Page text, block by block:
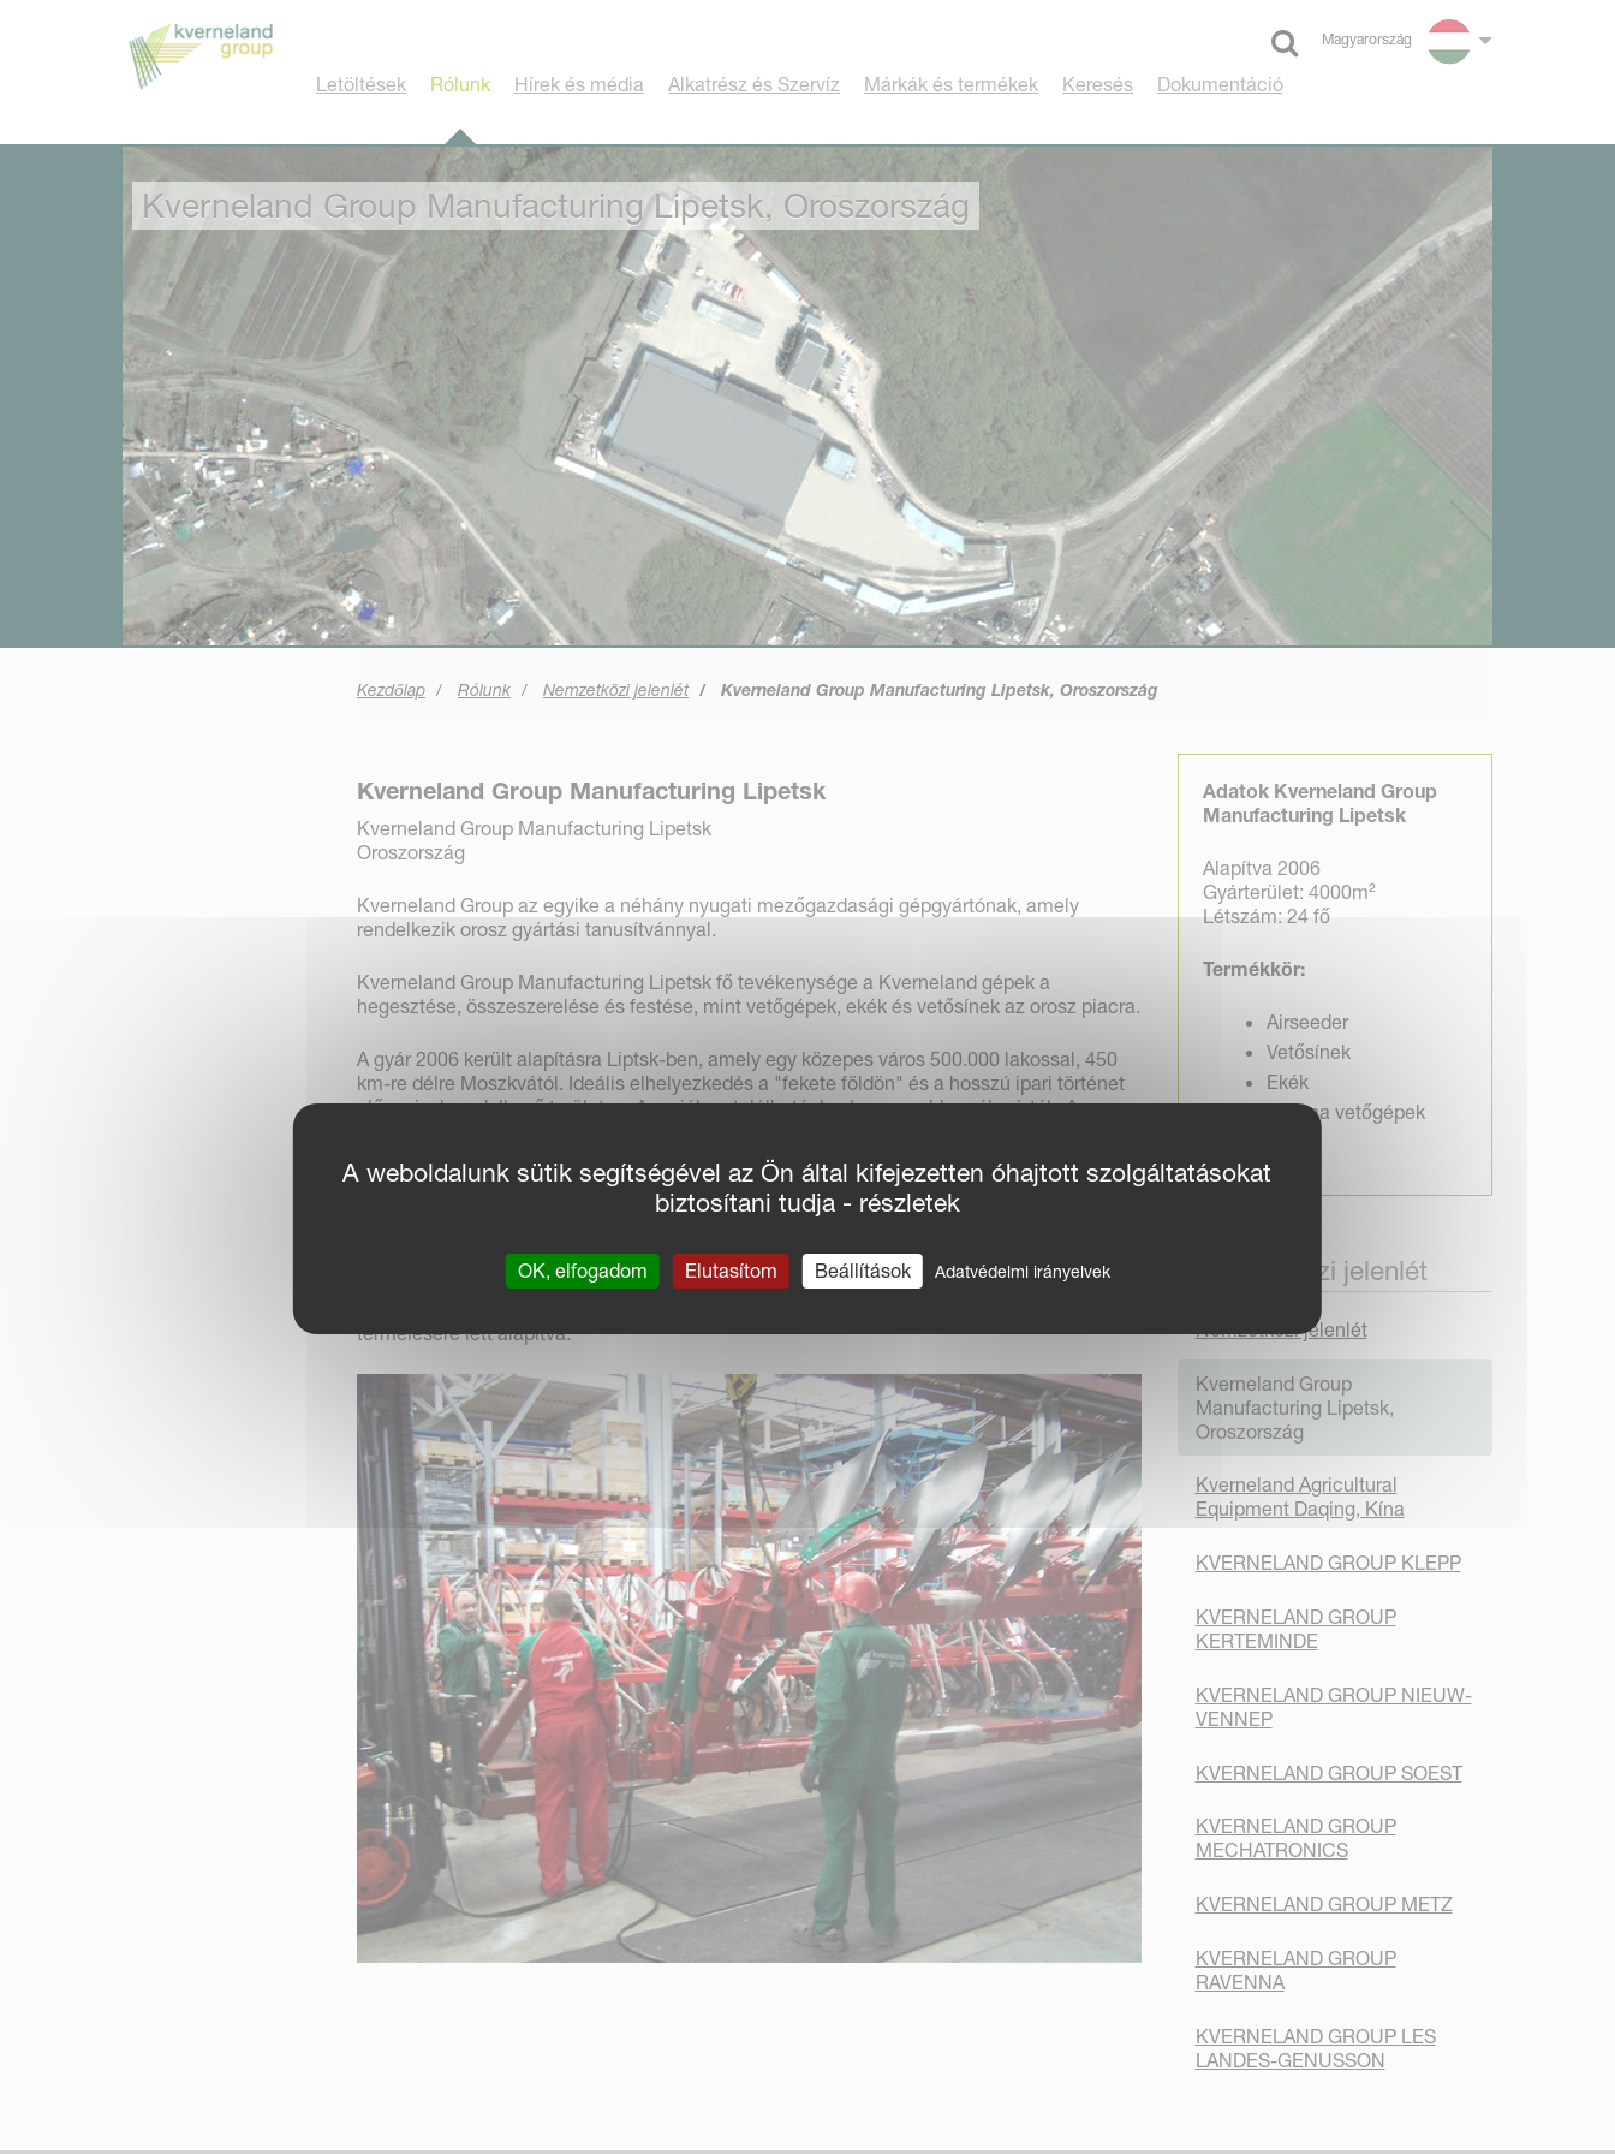
Magyarország
Select language
Letöltések Rólunk Hírek és média Alkatrész és Szervíz Márkák és termékek Keresés Dokumentáció
Kverneland Group Manufacturing Lipetsk, Oroszország
Kezdőlap Rólunk Nemzetközi jelenlét Kverneland Group Manufacturing Lipetsk, Oroszország
Kverneland Group Manufacturing Lipetsk
Kverneland Group Manufacturing Lipetsk
Oroszország
Kverneland Group az egyike a néhány nyugati mezőgazdasági gépgyártónak, amely
rendelkezik orosz gyártási tanusítvánnyal.
Kverneland Group Manufacturing Lipetsk fő tevékenysége a Kverneland gépek a
hegesztése, összeszerelése és festése, mint vetőgépek, ekék és vetősínek az orosz piacra.
A gyár 2006 került alapításra Liptsk-ben, amely egy közepes város 500.000 lakossal, 450
km-re délre Moszkvától. Ideális elhelyezkedés a "fekete földön" és a hosszú ipari történet
előnyeivel rendelkező területen. A regióban találhatóak a legnagyobb acélgyártók. Az
A gyár képzett szakembereket alkalmaz, angol-német nyelvtudással, nyugat-európai
előfeltétele a további piaci fejlődésnek.
termelésére lett alapítva.
Adatok Kverneland Group
Manufacturing Lipetsk
Alapítva 2006
Gyárterület: 4000m²
Létszám: 24 fő
Termékkör:
Airseeder
Vetősínek
Ekék
Optima vetőgépek
Nemzetközi jelenlét
Nemzetközi jelenlét
Kverneland Group
Manufacturing Lipetsk,
Oroszország
Kverneland Agricultural
Equipment Daqing, Kína
KVERNELAND GROUP KLEPP
KVERNELAND GROUP
KERTEMINDE
KVERNELAND GROUP NIEUW-
VENNEP
KVERNELAND GROUP SOEST
KVERNELAND GROUP
MECHATRONICS
KVERNELAND GROUP METZ
KVERNELAND GROUP
RAVENNA
KVERNELAND GROUP LES
LANDES-GENUSSON
A weboldalunk sütik segítségével az Ön által kifejezetten óhajtott szolgáltatásokat
biztosítani tudja - részletek
OK, elfogadom Elutasítom Beállítások Adatvédelmi irányelvek